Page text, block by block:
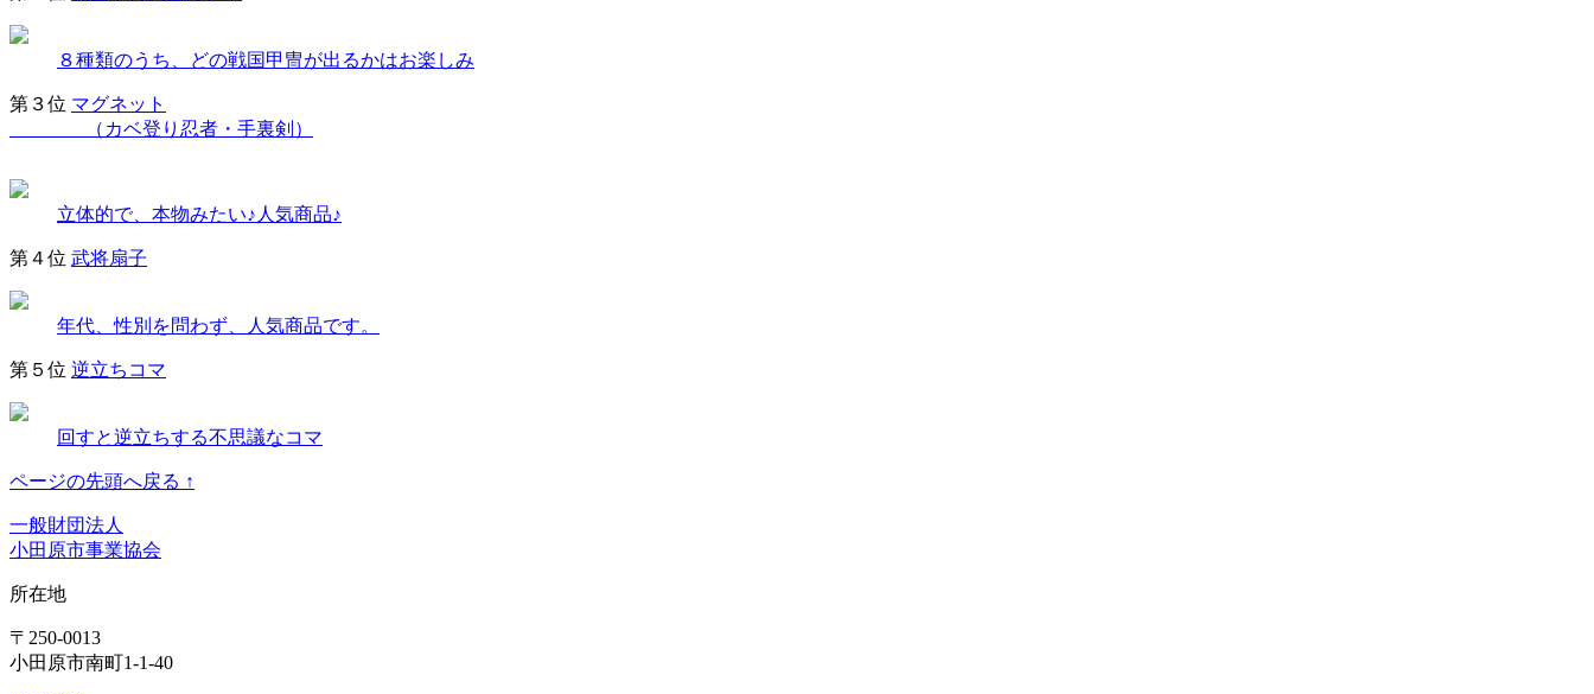
８種類のうち、どの戦国甲冑が出るかはお楽しみ
第３位 マグネット
（カベ登り忍者・手裏剣）
立体的で、本物みたい♪人気商品♪
第４位 武将扇子
年代、性別を問わず、人気商品です。
第５位 逆立ちコマ
回すと逆立ちする不思議なコマ
ページの先頭へ戻る ↑
一般財団法人
小田原市事業協会
所在地
〒250-0013
小田原市南町1-1-40